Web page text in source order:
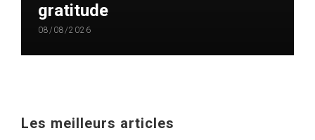
gratitude
08/08/2026
Les meilleurs articles